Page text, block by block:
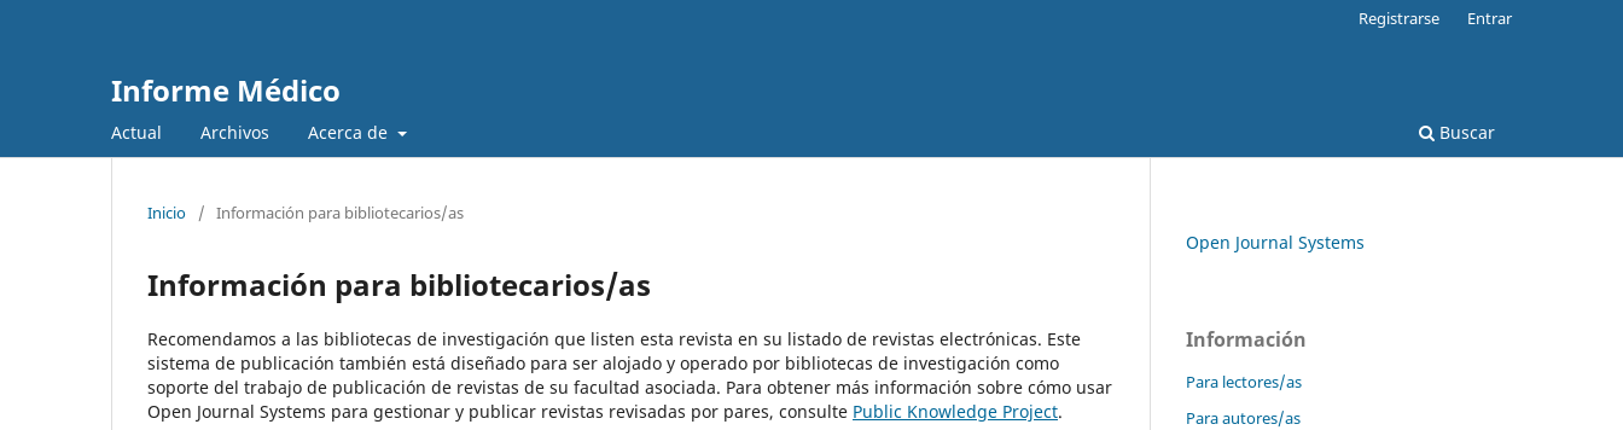
Informe Médico
Actual Archivos Acerca de Buscar
Registrarse Entrar
Inicio / Información para bibliotecarios/as
Información para bibliotecarios/as
Recomendamos a las bibliotecas de investigación que listen esta revista en su listado de revistas electrónicas. Este
sistema de publicación también está diseñado para ser alojado y operado por bibliotecas de investigación como
soporte del trabajo de publicación de revistas de su facultad asociada. Para obtener más información sobre cómo usar
Open Journal Systems para gestionar y publicar revistas revisadas por pares, consulte Public Knowledge Project.
Open Journal Systems
Información
Para lectores/as
Para autores/as